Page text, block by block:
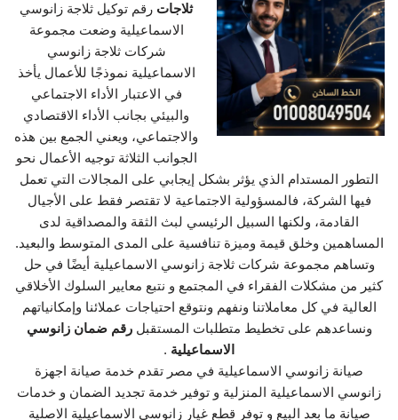
ثلاجات رقم توكيل ثلاجة زانوسي
الاسماعيلية وضعت مجموعة
شركات ثلاجة زانوسي
الاسماعيلية نموذجًا للأعمال يأخذ
في الاعتبار الأداء الاجتماعي
والبيئي بجانب الأداء الاقتصادي
والاجتماعي، ويعني الجمع بين هذه
الجوانب الثلاثة توجيه الأعمال نحو
التطور المستدام الذي يؤثر بشكل إيجابي على المجالات التي تعمل
فيها الشركة، فالمسؤولية الاجتماعية لا تقتصر فقط على الأجيال
القادمة، ولكنها السبيل الرئيسي لبث الثقة والمصداقية لدى
المساهمين وخلق قيمة وميزة تنافسية على المدى المتوسط والبعيد.
وتساهم مجموعة شركات ثلاجة زانوسي الاسماعيلية أيضًا في حل
كثير من مشكلات الفقراء في المجتمع و نتبع معايير السلوك الأخلاقي
العالية في كل معاملاتنا ونفهم ونتوقع احتياجات عملائنا وإمكانياتهم
ونساعدهم على تخطيط متطلبات المستقبلرقم ضمان زانوسي
الاسماعيلية .
صيانة زانوسي الاسماعيلية في مصر تقدم خدمة صيانة اجهزة
زانوسي الاسماعيلية المنزلية و توفير خدمة تجديد الضمان و خدمات
صيانة ما بعد البيع و توفر قطع غيار زانوسي الاسماعيلية الاصلية